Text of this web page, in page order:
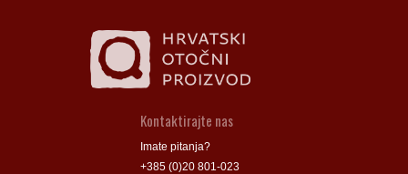
Kontaktirajte nas
Imate pitanja?
+385 (0)20 801-023